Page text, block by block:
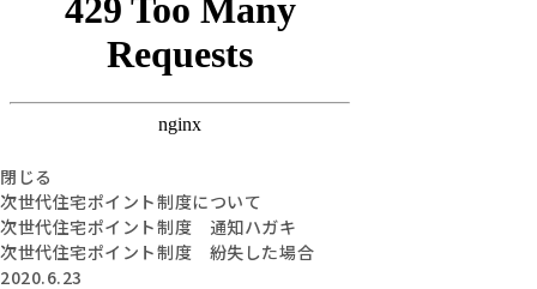
閉じる
次世代住宅ポイント制度について
次世代住宅ポイント制度 通知ハガキ
次世代住宅ポイント制度 紛失した場合
2020.6.23